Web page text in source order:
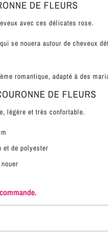
DE FLEURS
avec ces délicates rose.
qui se nouera autour de cheveux
romantique, adapté à des
DE FLEURS
légère et très confortable.
et de polyester